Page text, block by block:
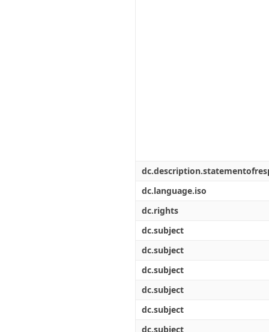
dc.language.iso
dc.rights
dc.subject
dc.subject
dc.subject
dc.subject
dc.subject
dc.subject